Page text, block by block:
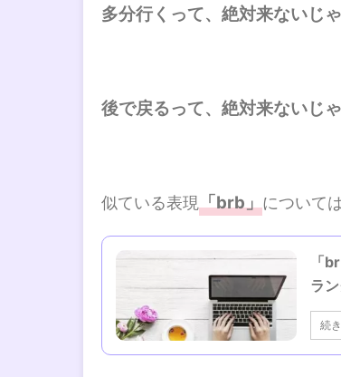
多分行くって、絶対来ないじゃ
後で戻るって、絶対来ないじゃ
似ている表現「brb」について
「
ラン
続